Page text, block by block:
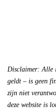
Disclaimer: Alle
geldt – is geen
zijn niet
deze website is